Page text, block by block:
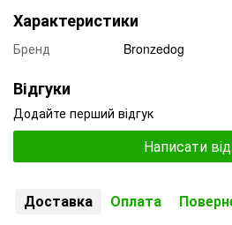
Характеристики
Бренд Bronzedog
Відгуки
Додайте перший відгук
Написати
Доставка Оплата